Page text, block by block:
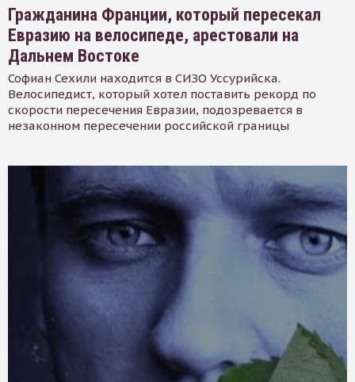
Гражданина Франции, который пересекал
Евразию на велосипеде, арестовали на
Дальнем Востоке
Софиан Сехили находится в СИЗО Уссурийска.
Велосипедист, который хотел поставить рекорд по
скорости пересечения Евразии, подозревается в
незаконном пересечении российской границы